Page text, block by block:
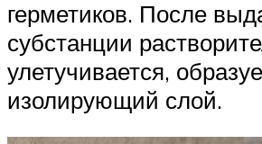
герметиков. После
субстанции
улетучивается,
изолирующий слой.